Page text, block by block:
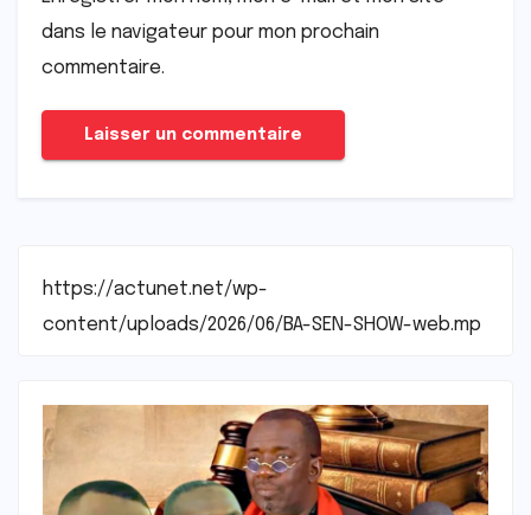
dans le navigateur pour mon prochain
commentaire.
https://actunet.net/wp-
content/uploads/2026/06/BA-SEN-SHOW-web.mp